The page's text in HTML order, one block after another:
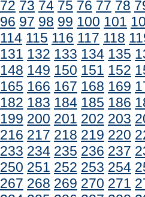
72 73 74 75 76 77 78
96 97 98 99 100 101
114 115 116 117 118
131 132 133 134 135
148 149 150 151 152
165 166 167 168 169
182 183 184 185 186
199 200 201 202 203
216 217 218 219 220
233 234 235 236 237
250 251 252 253 254
267 268 269 270 271